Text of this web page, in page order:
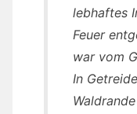
lebhaftes
Feuer
war vom
In